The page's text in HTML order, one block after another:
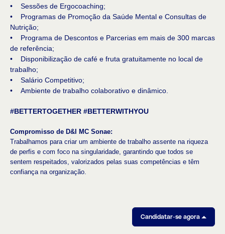
• Sessões de Ergocoaching;
• Programas de Promoção da Saúde Mental e Consultas de
Nutrição;
• Programa de Descontos e Parcerias em mais de 300 marcas
de referência;
• Disponibilização de café e fruta gratuitamente no local de
trabalho;
• Salário Competitivo;
• Ambiente de trabalho colaborativo e dinâmico.
#BETTERTOGETHER #BETTERWITHYOU
Compromisso de D&I MC Sonae:
Trabalhamos para criar um ambiente de trabalho assente na riqueza
de perfis e com foco na singularidade, garantindo que todos se
sentem respeitados, valorizados pelas suas competências e têm
confiança na organização.
Candidatar-se agora